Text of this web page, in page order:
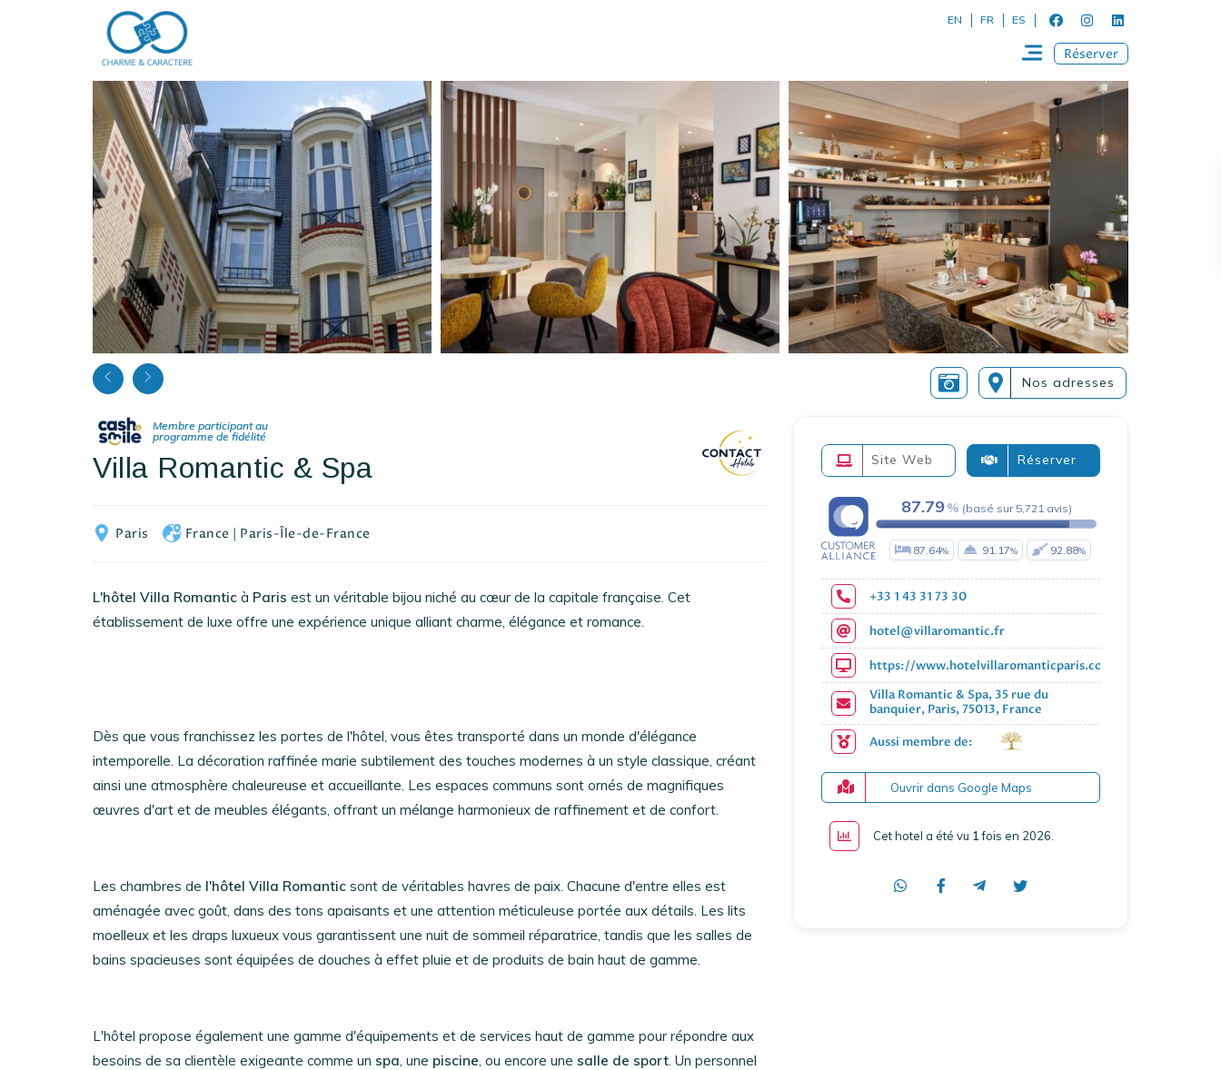
Nos adresses en France
Notre programme de fidélité
Ecrivez-nous
EN FR ES
Réserver
Nos adresses
Villa Romantic & Spa
Paris France | Paris-Île-de-France
L'hôtel Villa Romantic à Paris est un véritable bijou niché au cœur de la capitale française. Cet
établissement de luxe offre une expérience unique alliant charme, élégance et romance.
Dès que vous franchissez les portes de l'hôtel, vous êtes transporté dans un monde d'élégance
intemporelle. La décoration raffinée marie subtilement des touches modernes à un style classique, créant
ainsi une atmosphère chaleureuse et accueillante. Les espaces communs sont ornés de magnifiques
œuvres d'art et de meubles élégants, offrant un mélange harmonieux de raffinement et de confort.
Les chambres de l'hôtel Villa Romantic sont de véritables havres de paix. Chacune d'entre elles est
aménagée avec goût, dans des tons apaisants et une attention méticuleuse portée aux détails. Les lits
moelleux et les draps luxueux vous garantissent une nuit de sommeil réparatrice, tandis que les salles de
bains spacieuses sont équipées de douches à effet pluie et de produits de bain haut de gamme.
L'hôtel propose également une gamme d'équipements et de services haut de gamme pour répondre aux
besoins de sa clientèle exigeante comme un spa , une piscine , ou encore une salle de sport . Un personnel
Site Web Réserver
87.79 (basé sur 5,721 avis)
87.64 91.17 92.88
+33 1 43 31 73 30
hotel@villaromantic.fr
https://www.hotelvillaromanticparis.com/
Villa Romantic & Spa, 35 rue du
banquier, Paris, 75013, France
Aussi membre de:
Ouvrir dans Google Maps
Cet hotel a été vu 1fois en 2026